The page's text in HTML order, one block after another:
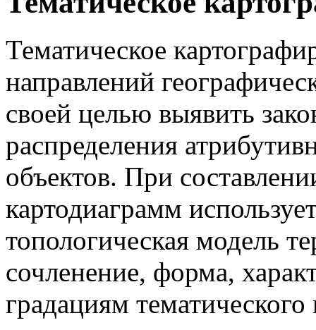
Тематическое
направлений
своей целью выявить
распределения
объектов. При
картодиаграмм
топологическая модель
сочленение, форма,
градациям тематического